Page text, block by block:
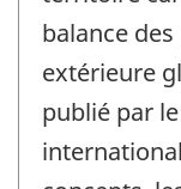
balance
extérieure
publié par